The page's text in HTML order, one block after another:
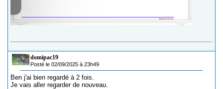
domipac19
Posté le 02/09/2025 à 23h49
Ben j'ai bien regardé à 2 fois.
Je vais aller regarder de nouveau.